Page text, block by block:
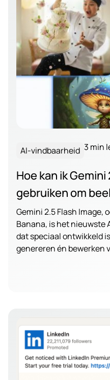
AI-vindbaarheid 3 min
Hoe kan ik
gebruiken om
Gemini 2.5 Flash Image,
Banana, is het nieuwste
dat speciaal ontwikkeld
genereren én bewerken